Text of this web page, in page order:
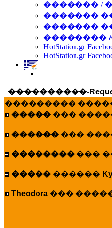
������� /
�������
������� ���
��������
HotStation.gr
HotStation.gr
����������-
���������
����� ���
������ ���
�������� ���
����� ������
Theodora ���